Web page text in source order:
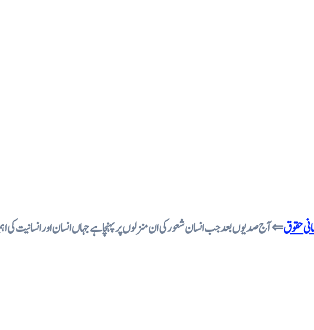
حقوق⇐ آج صدیوں بعد جب انسان شعور کی ان منزلوں پر پہنچا ہے جہاں انسان اور انسانیت کی